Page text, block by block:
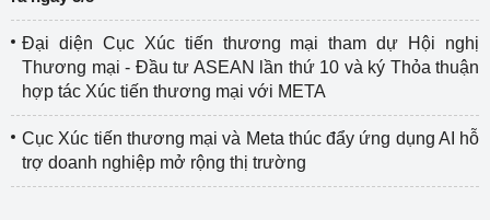
Đại diện Cục Xúc tiến thương mại tham dự Hội nghị
Thương mại - Đầu tư ASEAN lần thứ 10 và ký Thỏa thuận
hợp tác Xúc tiến thương mại với META
Cục Xúc tiến thương mại và Meta thúc đẩy ứng dụng AI hỗ
trợ doanh nghiệp mở rộng thị trường